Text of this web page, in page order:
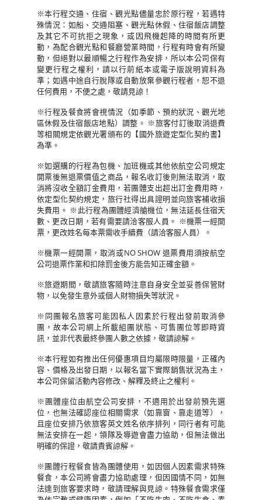
※本行程交通、住宿、觀光點儘量忠於原行程，若遇特
殊情況：如船、交通阻塞、觀光點休假、住宿飯店調整
及其它不可抗拒之現象，或因飛機起降的時間有所更
動，為配合觀光點和餐廳營業時間，行程有時會有所變
動，但絕對以最順暢之行程作為安排，所以本公司保有
變更行程之權利，請以行前紙本或電子版說明資料為
準；如遇中途自行脫隊或自動放棄參觀行程者，恕不退
任何費用，不便之處，敬請見諒！
※行程及餐食將會視情況（如季節、預約狀況、觀光地
區休假及住宿飯店地點）調整。 ※旅客付訂後取消退費
等相關規定依觀光署頒布的【國外旅遊定型化契約書】
為準。
※如選購的行程為包機、加班機或其他依航空公司規定
開票後無退票價值之商品，報名收訂後則無法取消，取
消將沒收全額訂金費用，若團體支出超出訂金費用時，
依定型化契約規定，旅行社得出具證明並向旅客補收損
失費用。 ※此行程為團體經濟艙機位，無法延長住宿天
數、更改日期，若有需要請洽客服人員。 ※機票一經開
票，更改姓名每本票需收手續費（請洽客服人員）。
※機票一經開票，取消或NO SHOW 退票費用須按航空
公司退票作業和扣除罰金後方能告知正確金額。
※旅遊期間，敬請旅客隨時注意自身安全並妥善保管財
物，以免發生意外或個人財物損失等狀況。
※同團報名旅客可能因私人因素於行程出發前取消參
團，故本公司網上所載組團狀態、可售團位等即時資
訊，並非代表最終參團人數之依據，敬請諒解。
※本行程如有推出任何優惠項目均屬限時限量，正確內
容、價格及出發日期，以報名當下實際銷售狀況為主，
本公司保留活動內容修改、解釋及終止之權利。
※團體座位由航空公司安排，不適用於出發前預先選
位，也無法確認座位相關需求（如靠窗、靠走道等），
且座位安排乃依旅客英文姓名依序排列，同行者有可能
無法安排在一起，領隊及導遊會盡力協助，但無法做出
明確的保證，敬請貴賓諒解。
※團體行程餐食皆為團體使用，如因個人因素需求特殊
餐食，本公司將會盡力協助處理，但因國情不同，如無
法達到旅客要求時，敬請理解與見諒。特殊餐食需求僅